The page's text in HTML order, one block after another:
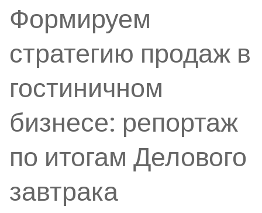
Формируем
стратегию продаж в
гостиничном
бизнесе: репортаж
по итогам Делового
завтрака